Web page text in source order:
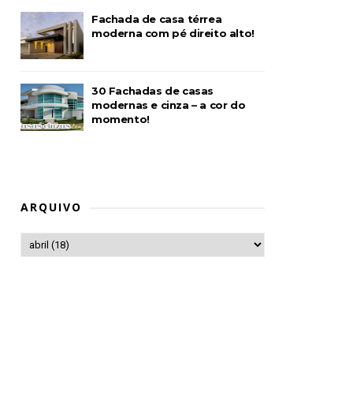
Fachada de casa térrea
moderna com pé direito alto!
30 Fachadas de casas
modernas e cinza – a cor do
momento!
ARQUIVO